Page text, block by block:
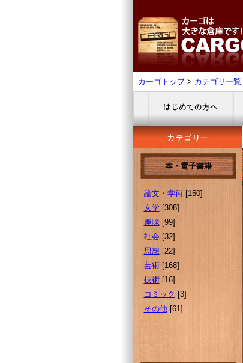
カーゴトップ> カテゴリ一覧
本・電子書籍
論文・学術[150]
文学[308]
趣味[99]
社会[32]
思想 [22]
芸術[168]
技術[16]
コミック [3]
その他[61]